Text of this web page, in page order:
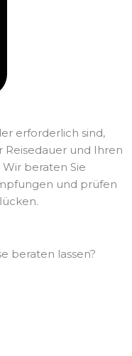
erforderlich sind,
Reisedauer und Ihren
beraten Sie
und prüfen
beraten lassen?